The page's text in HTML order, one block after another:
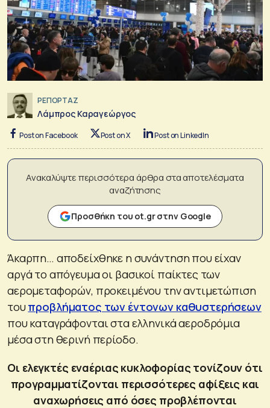
ΡΕΠΟΡΤΑΖ
Λάμπρος Καραγεώργος
Post on Facebook Post on X Post on LinkedIn
Ανακαλύψτε περισσότερα άρθρα στα αποτελέσματα
αναζήτησης
Προσθήκη του ot.gr στην Google
Άκαρπη… αποδείχθηκε η συνάντηση που είχαν
αργά το απόγευμα οι βασικοί παίκτες των
αερομεταφορών, προκειμένου την αντιμετώπιση
τουπροβλήματος των έντονων καθυστερήσεων
που καταγράφονται στα ελληνικά αεροδρόμια
μέσα στη θερινή περίοδο.
Οι ελεγκτές εναέριας κυκλοφορίας τονίζουν ότι
προγραμματίζονται περισσότερες αφίξεις και
αναχωρήσεις από όσες προβλέπονται